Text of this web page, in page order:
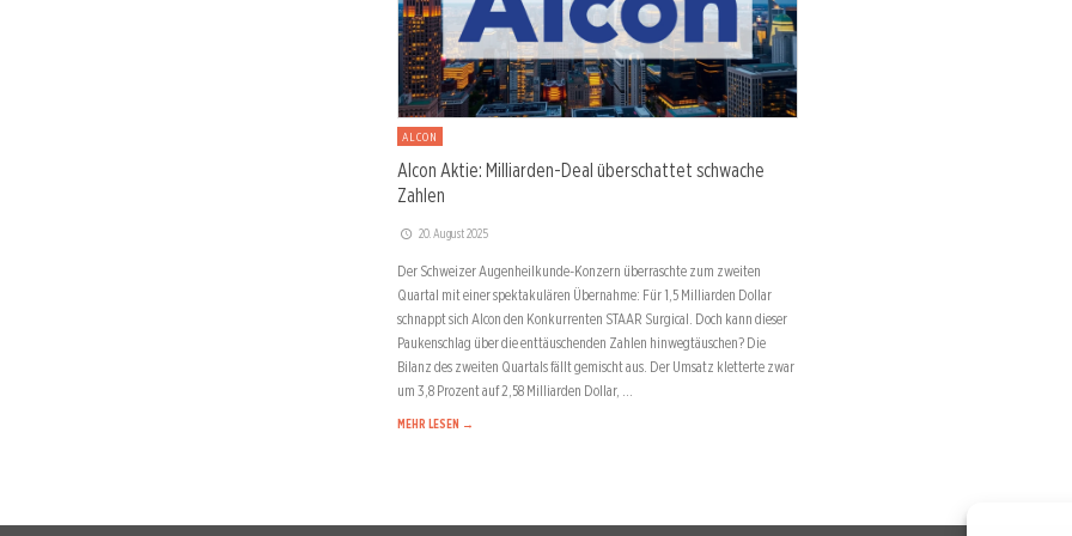
ALCON
Alcon Aktie: Milliarden-Deal überschattet schwache
Zahlen
20. August 2025
Der Schweizer Augenheilkunde-Konzern überraschte zum zweiten
Quartal mit einer spektakulären Übernahme: Für 1,5 Milliarden Dollar
schnappt sich Alcon den Konkurrenten STAAR Surgical. Doch kann dieser
Paukenschlag über die enttäuschenden Zahlen hinwegtäuschen? Die
Bilanz des zweiten Quartals fällt gemischt aus. Der Umsatz kletterte zwar
um 3,8 Prozent auf 2,58 Milliarden Dollar, …
MEHR LESEN →